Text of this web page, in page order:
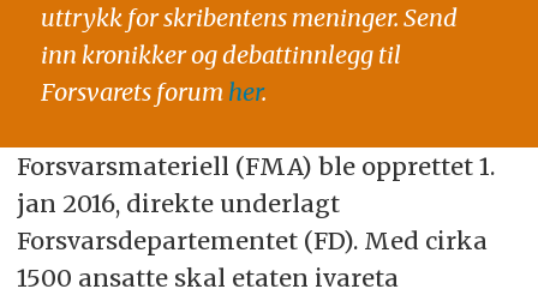
uttrykk for skribentens meninger. Send
inn kronikker og debattinnlegg til
Forsvarets forum her.
Forsvarsmateriell (FMA) ble opprettet 1.
jan 2016, direkte underlagt
Forsvarsdepartementet (FD). Med cirka
1500 ansatte skal etaten ivareta